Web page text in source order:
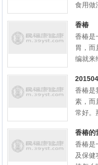
食用做
香椿
香椿是
胃，
编就来
香椿是
素，而
常好。
香椿的
香椿是
及保健